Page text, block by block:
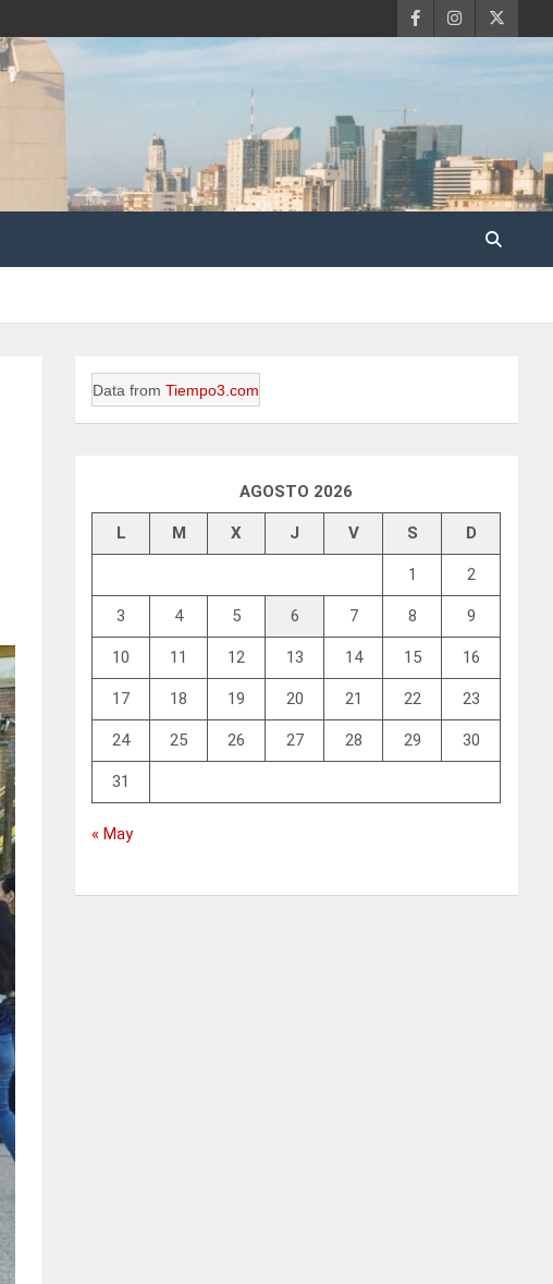
Data fromTiempo3.com
AGOSTO 2026
L M X J V S D
1 2
3 4 5 6 7 8 9
10 11 12 13 14 15 16
17 18 19 20 21 22 23
24 25 26 27 28 29 30
31
« May